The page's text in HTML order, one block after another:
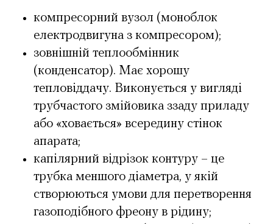
компресорний вузол (моноблок
електродвигуна з компресором);
зовнішній теплообмінник
(конденсатор). Має хорошу
тепловіддачу. Виконується у вигляді
трубчастого змійовика ззаду приладу
або «ховається» всередину стінок
апарата;
капілярний відрізок контуру – це
трубка меншого діаметра, у якій
створюються умови для перетворення
газоподібного фреону в рідину;